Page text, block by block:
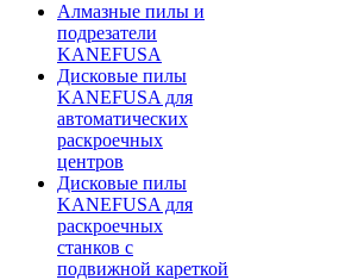
Алмазные пилы и
подрезатели
KANEFUSA
Дисковые пилы
KANEFUSA для
автоматических
раскроечных
центров
Дисковые пилы
KANEFUSA для
раскроечных
станков с
подвижной кареткой